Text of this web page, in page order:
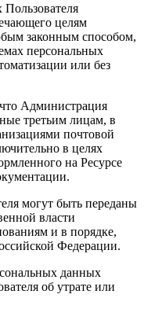
целям
законным способом,
персональных
или без
что Администрация
третьим лицам, в
почтовой
в целях
на Ресурсе
могут быть переданы
власти
и в порядке,
Федерации.
данных
об утрате или